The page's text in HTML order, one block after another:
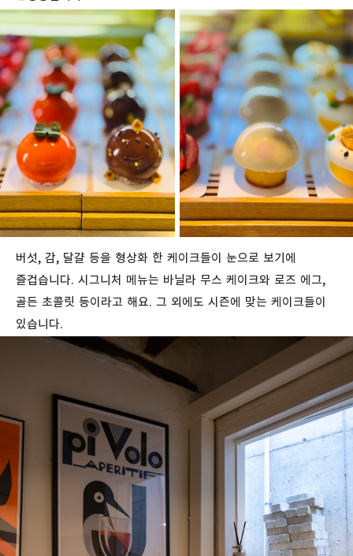
버섯, 감, 달걀 등을 형상화 한 케이크들이 눈으로 보기에
즐겁습니다. 시그니처 메뉴는 바닐라 무스 케이크와 로즈 에그,
골든 초콜릿 등이라고 해요. 그 외에도 시즌에 맞는 케이크들이
있습니다.